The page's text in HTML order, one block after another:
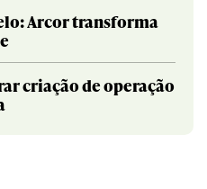
Arcor transforma
criação de operação